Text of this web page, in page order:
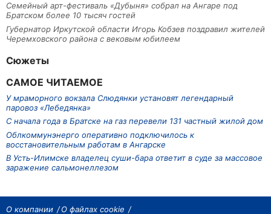
Семейный арт-фестиваль «Дубыня» собрал на Ангаре под
Братском более 10 тысяч гостей
Губернатор Иркутской области Игорь Кобзев поздравил жителей
Черемховского района с вековым юбилеем
Сюжеты
САМОЕ ЧИТАЕМОЕ
У мраморного вокзала Слюдянки установят легендарный
паровоз «Лебедянка»
С начала года в Братске на газ перевели 131 частный жилой дом
Облкоммунэнерго оперативно подключилось к
восстановительным работам в Ангарске
В Усть-Илимске владелец суши-бара ответит в суде за массовое
заражение сальмонеллезом
О компании О файлах cookie